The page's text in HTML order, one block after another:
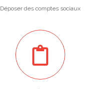
Déposer des comptes sociaux